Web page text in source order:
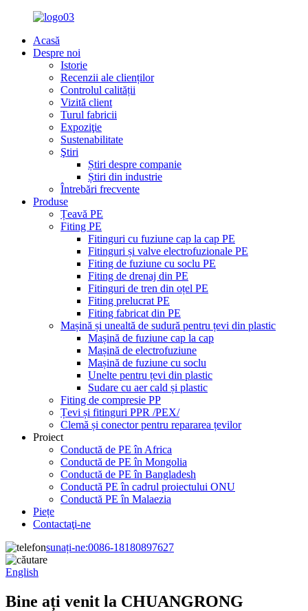
Acasă
Despre noi
Istorie
Recenzii ale clienților
Controlul calității
Vizită client
Turul fabricii
Expoziţie
Sustenabilitate
Ştiri
Știri despre companie
Știri din industrie
Întrebări frecvente
Produse
Țeavă PE
Fiting PE
Fitinguri cu fuziune cap la cap PE
Fitinguri și valve electrofuzionale PE
Fiting de fuziune cu soclu PE
Fiting de drenaj din PE
Fitinguri de tren din oțel PE
Fiting prelucrat PE
Fiting fabricat din PE
Mașină și unealtă de sudură pentru țevi din plastic
Mașină de fuziune cap la cap
Mașină de electrofuziune
Mașină de fuziune cu soclu
Unelte pentru țevi din plastic
Sudare cu aer cald și plastic
Fiting de compresie PP
Țevi și fitinguri PPR /PEX/
Clemă și conector pentru repararea țevilor
Proiect
Conductă de PE în Africa
Conductă de PE în Mongolia
Conductă de PE în Bangladesh
Conductă PE în cadrul proiectului ONU
Conductă PE în Malaezia
Piețe
Contactaţi-ne
sunați-ne:0086-18180897627
English
Bine ați venit la CHUANGRONG